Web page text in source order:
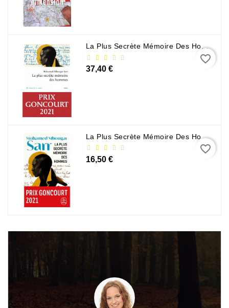
La Plus Secrète Mémoire Des Hommes - Mohamed Mbougar Sarr
37,40 €
favorite_border
La Plus Secrète Mémoire Des Hommes - Mohamed Mbougar Sarr
16,50 €
favorite_border